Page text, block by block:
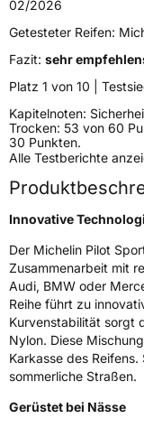
Verstärkt XL
Verminderte
Empfohlen für
EU Label
NasshaftungB
Rollgeräusch (Klasse)
Rollgeräusch (dB)73
FahrzeugklasseC1
3PMSF /
EisgripNein
02/2026
Getesteter Reifen:
Fazit: sehr
Platz 1 von 10 |
Kapitelnoten:
Trocken: 53 von 60
30 Punkten.
Alle Testberichte
Innovative
Der Michelin Pilot
Zusammenarbeit mit
Audi, BMW oder
Reihe führt zu
Kurvenstabilität sorgt
Nylon. Diese
Karkasse des
sommerliche Straßen.
Gerüstet bei Nässe